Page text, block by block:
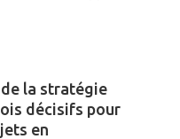
la stratégie
décisifs pour
en